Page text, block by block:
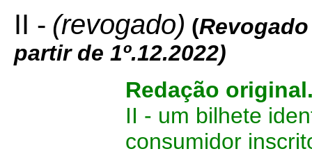
II - (revogado) (
partir de 1º.12.2022)
Redação
II - um bilhete
consumidor